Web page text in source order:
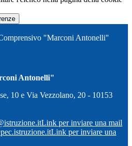
"Marconi Antonelli"
Antonelli"
10 e Via Vezzolano, 20 - 10153
Link per inviare una mail
Link per inviare una